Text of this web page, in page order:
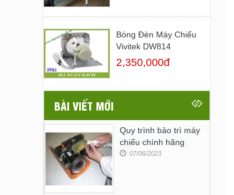
Bóng Đèn Máy Chiếu
Vivitek DW814
2,350,000đ
BÀI VIẾT MỚI
Quy trình bảo trì máy
chiếu chính hãng
07/06/2023